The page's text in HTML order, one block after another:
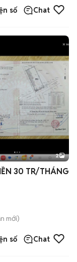
số Chat
2
30 TR/THÁNG
mới)
số Chat